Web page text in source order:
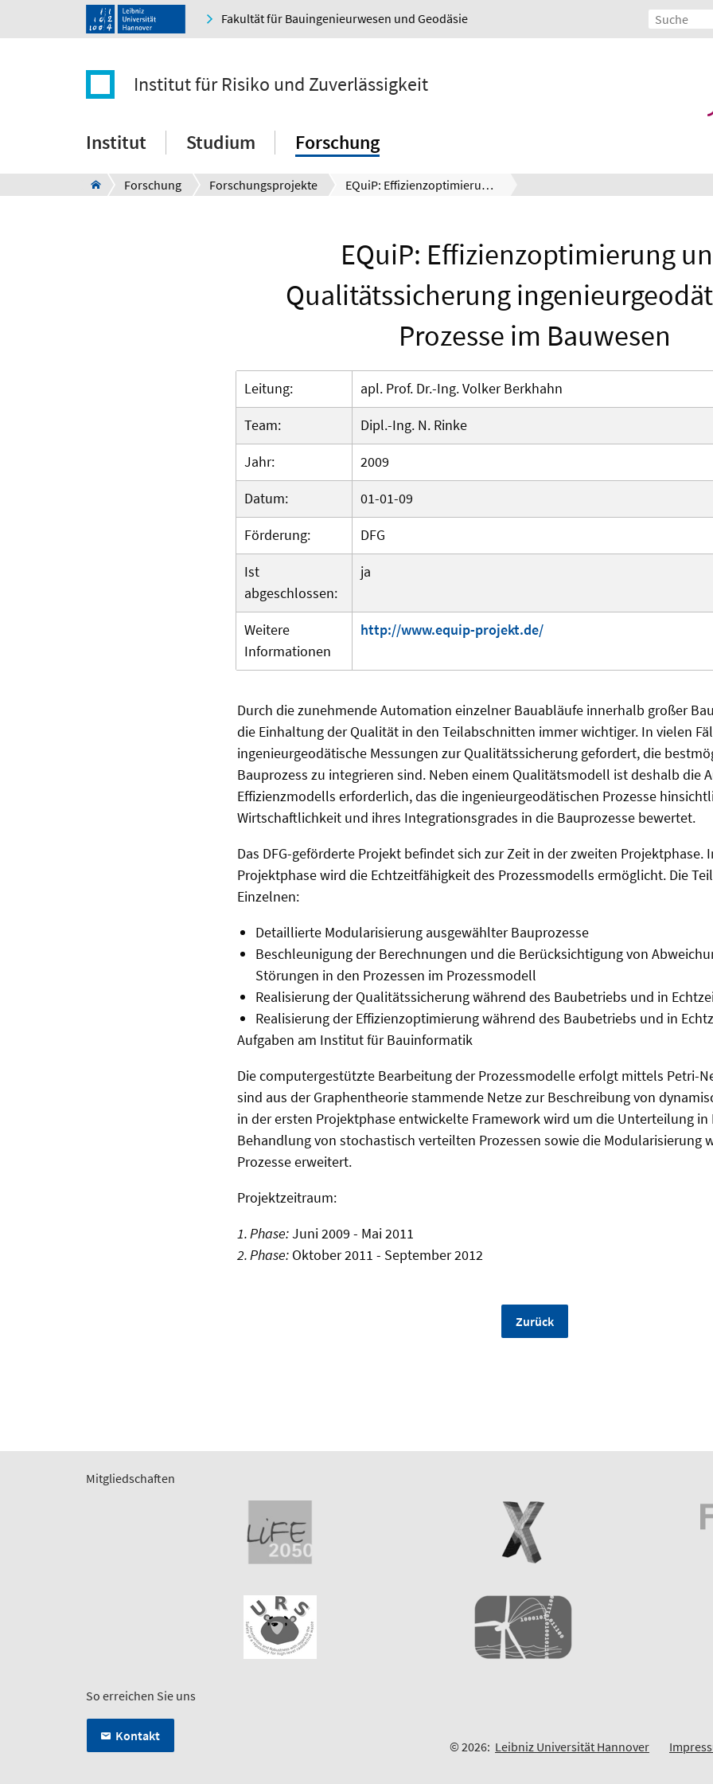
Fakultät für Bauingenieurwesen und Geodäsie
Institut für Risiko und Zuverlässigkeit
Institut Studium Forschung
Forschung Forschungsprojekte EQuiP: Effizienzoptimierung und Qualitätssicherung ingenieurgeodätischer Prozesse im Bauwesen
EQuiP: Effizienzoptimierung
Qualitätssicherung
Prozesse im Bauwesen
Leitung:
apl. Prof. Dr.-Ing. Volker Berkhahn
Team:
Dipl.-Ing. N. Rinke
Jahr:
2009
Datum:
01-01-09
Förderung:
DFG
Ist
abgeschlossen:
ja
Weitere
Informationen
http://www.equip-projekt.de/
Durch die zunehmende Automation einzelner Bauabläufe innerhalb großer
die Einhaltung der Qualität in den Teilabschnitten immer wichtiger. In vielen
ingenieurgeodätische Messungen zur Qualitätssicherung gefordert, die
Bauprozess zu integrieren sind. Neben einem Qualitätsmodell ist deshalb die
Effizienzmodells erforderlich, das die ingenieurgeodätischen Prozesse
Wirtschaftlichkeit und ihres Integrationsgrades in die Bauprozesse bewertet.
Das DFG-geförderte Projekt befindet sich zur Zeit in der zweiten Projektphase.
Projektphase wird die Echtzeitfähigkeit des Prozessmodells ermöglicht. Die
Einzelnen:
Detaillierte Modularisierung ausgewählter Bauprozesse
Beschleunigung der Berechnungen und die Berücksichtigung von
Störungen in den Prozessen im Prozessmodell
Realisierung der Qualitätssicherung während des Baubetriebs und in
Realisierung der Effizienzoptimierung während des Baubetriebs und in
Aufgaben am Institut für Bauinformatik
Die computergestützte Bearbeitung der Prozessmodelle erfolgt mittels Petri-
sind aus der Graphentheorie stammende Netze zur Beschreibung von
in der ersten Projektphase entwickelte Framework wird um die Unterteilung in
Behandlung von stochastisch verteilten Prozessen sowie die Modularisierung
Prozesse erweitert.
Projektzeitraum:
1. Phase:Juni 2009 - Mai 2011
2. Phase: Oktober 2011 - September 2012
Zurück
Mitgliedschaften
So erreichen Sie uns
Kontakt
© 2026: Leibniz Universität Hannover